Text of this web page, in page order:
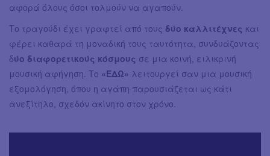
αφορά όλους όσοι τολμούν να αγαπούν.
Το τραγούδι έχει γραφτεί από τους δύο καλλιτέχνες και
φέρει καθαρά τη μοναδική τους ταυτότητα, συνδυάζοντας
δύο διαφορετικούς κόσμους σε μια κοινή, ειλικρινή
μουσική αφήγηση. Το «ΕΔΩ» λειτουργεί σαν μια μουσική
εξομολόγηση, όπου η αγάπη παρουσιάζεται ως κάτι
ανεξίτηλο, σχεδόν ακίνητο στον χρόνο.